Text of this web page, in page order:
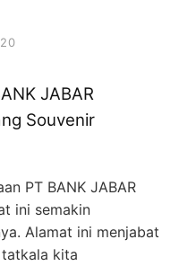
JABAR
Souvenir
PT BANK JABAR
ini semakin
Alamat ini menjabat
kita